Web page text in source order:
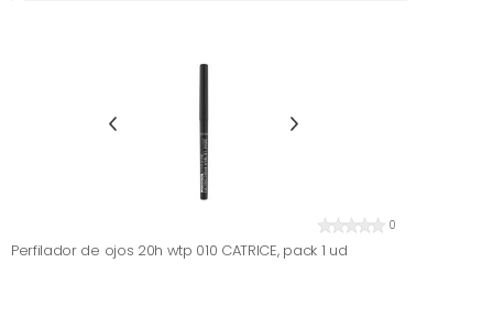
0
Perfilador de ojos 20h wtp 010 CATRICE, pack 1 ud